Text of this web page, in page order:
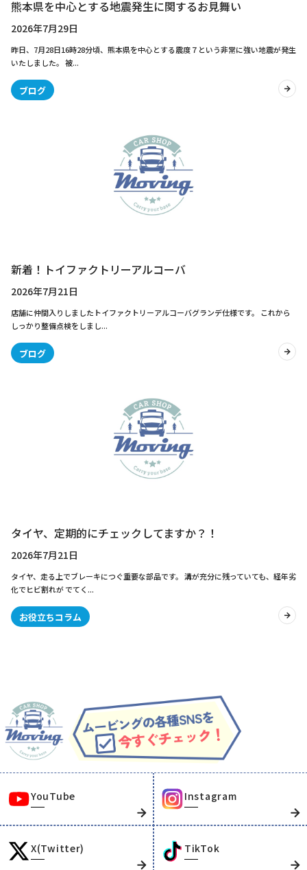
熊本県を中心とする地震発生に関するお見舞い
2026年7月29日
昨日、7月28日16時28分頃、熊本県を中心とする震度７という非常に強い地震が発生
いたしました。 被...
ブログ
新着！トイファクトリーアルコーバ
2026年7月21日
店舗に仲間入りしましたトイファクトリーアルコーバグランデ仕様です。 これから
しっかり整備点検をしまし...
ブログ
タイヤ、定期的にチェックしてますか？！
2026年7月21日
タイヤ、走る上でブレーキにつぐ重要な部品です。 溝が充分に残っていても、経年劣
化でヒビ割れが でてく...
お役立ちコラム
YouTube Instagram
X(Twitter) TikTok